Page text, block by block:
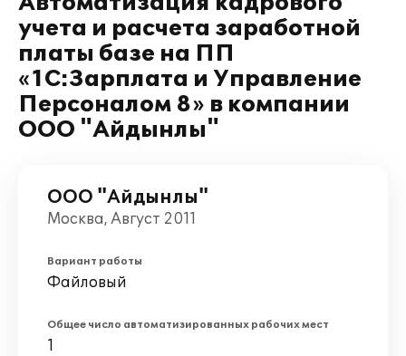
учета и расчета заработной
платы базе на ПП
«1С:Зарплата и Управление
Персоналом 8» в компании
ООО "Айдынлы"
ООО "Айдынлы"
Москва, Август 2011
Вариант работы
Файловый
Общее число автоматизированных рабочих мест
1